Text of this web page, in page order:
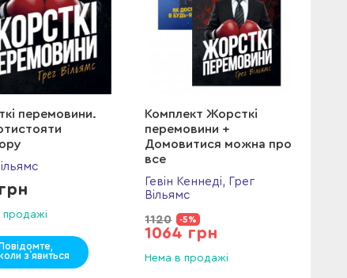
перемовини.
з`явиться
Комплект Жорсткі
перемовини +
Домовитися можна про
все
Гевін Кеннеді, Грег
Вільямс
1120 -5%
1064 грн
Нема в продажі